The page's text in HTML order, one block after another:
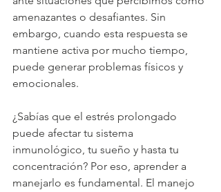
amenazantes o desafiantes. Sin
embargo, cuando esta respuesta se
mantiene activa por mucho tiempo,
puede generar problemas físicos y
emocionales.
¿Sabías que el estrés prolongado
puede afectar tu sistema
inmunológico, tu sueño y hasta tu
concentración? Por eso, aprender a
manejarlo es fundamental. El manejo